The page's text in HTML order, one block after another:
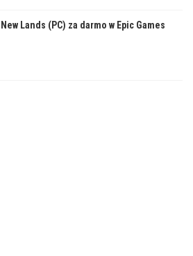
Lands (PC) za darmo w Epic Games